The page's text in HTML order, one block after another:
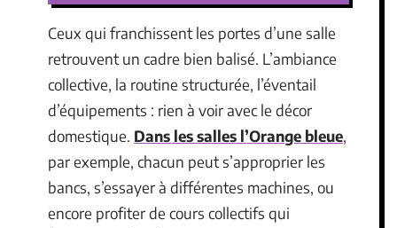
Ceux qui franchissent les portes d’une salle
retrouvent un cadre bien balisé. L’ambiance
collective, la routine structurée, l’éventail
d’équipements : rien à voir avec le décor
domestique. Dans les salles l’Orange bleue,
par exemple, chacun peut s’approprier les
bancs, s’essayer à différentes machines, ou
encore profiter de cours collectifs qui